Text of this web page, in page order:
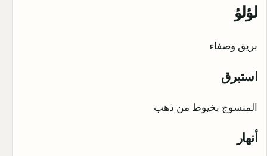
لؤلؤ
بريق وصفاء
استبرق
المنسوج بخيوط من ذهب
أنهار